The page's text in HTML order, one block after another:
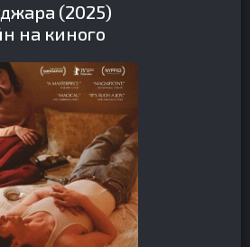
(2025)
на киного